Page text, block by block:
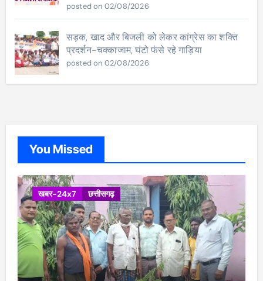
posted on 02/08/2026
सड़क, खाद और बिजली को लेकर कांग्रेस का शक्ति
प्रदर्शन-चक्काजाम, घंटो फंसे रहे गाड़िया
posted on 02/08/2026
You Missed
खबर-24x7 छत्तीसगढ़